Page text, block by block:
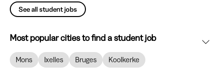
See all student jobs
Most popular cities to find a student job
Mons Ixelles Bruges Koolkerke